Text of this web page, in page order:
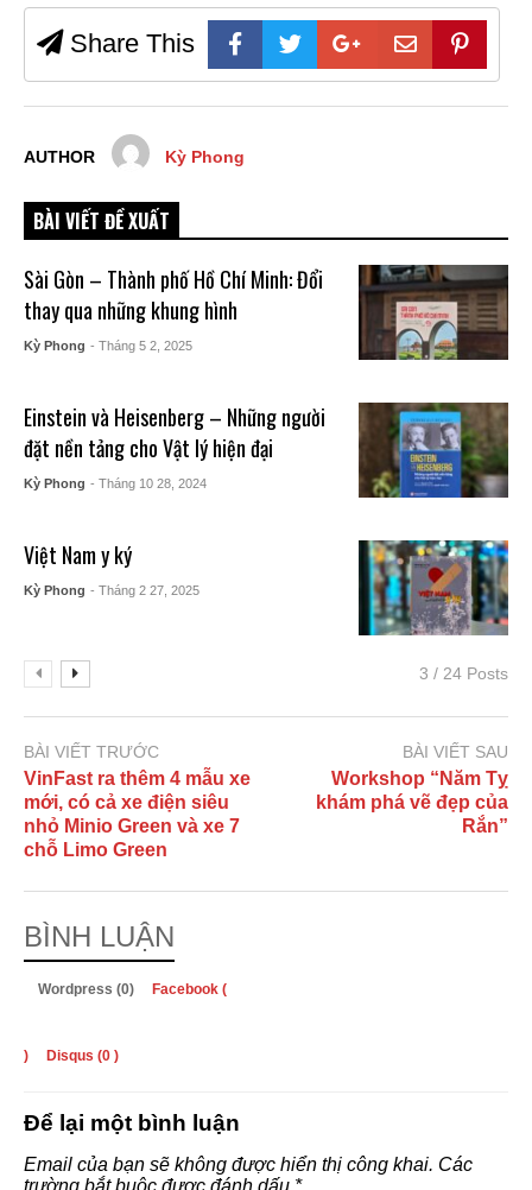
Share This
AUTHOR Kỳ Phong
BÀI VIẾT ĐỀ XUẤT
Sài Gòn – Thành phố Hồ Chí Minh: Đổi
thay qua những khung hình
Kỳ Phong - Tháng 5 2, 2025
Einstein và Heisenberg – Những người
đặt nền tảng cho Vật lý hiện đại
Kỳ Phong - Tháng 10 28, 2024
Việt Nam y ký
Kỳ Phong - Tháng 2 27, 2025
3 / 24 Posts
BÀI VIẾT TRƯỚC
VinFast ra thêm 4 mẫu xe
mới, có cả xe điện siêu
nhỏ Minio Green và xe 7
chỗ Limo Green
BÀI VIẾT SAU
Workshop “Năm Tỵ
khám phá vẽ đẹp của
Rắn”
BÌNH LUẬN
Wordpress (0) Facebook (
) Disqus (0 )
Để lại một bình luận
Email của bạn sẽ không được hiển thị công khai. Các